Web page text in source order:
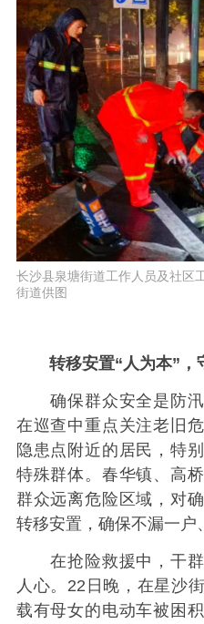
长沙县泉塘街道工作人员及社区
街道供图
转移安置“人为本”，
确保群众安全是防汛
在巡查中重点关注老旧
隐患点附近的居民，特
特殊群体。春华镇、高
群众远离危险区域，对
转移安置，确保不漏一户
在抢险救援中，干群
人心。22日晚，在星沙
载有母女的电动车被困